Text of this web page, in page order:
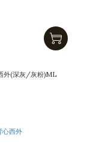
外(深灰/灰粉)ML